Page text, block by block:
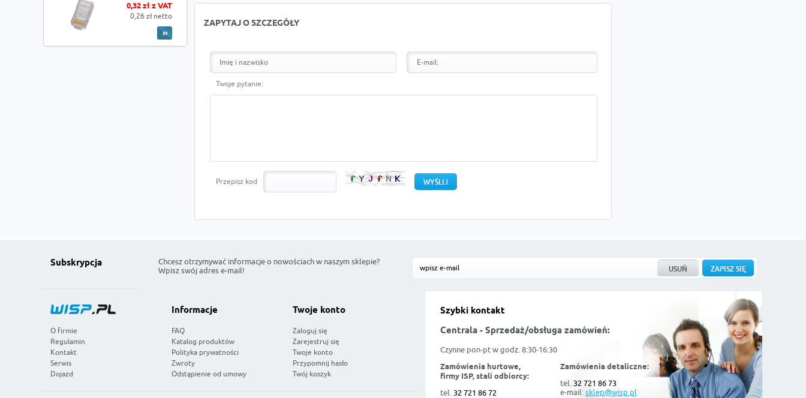
0,32 zł z VAT
0,26 zł netto
ZAPYTAJ O SZCZEGÓŁY
Twoje pytanie:
Przepisz kod
Subskrypcja
Chcesz otrzymywać informacje o nowościach w naszym sklepie?
Wpisz swój adres e-mail!
Szybki kontakt
Centrala - Sprzedaż/obsługa zamówień:
Czynne pon-pt w godz. 8:30-16:30
Zamówienia hurtowe,
firmy ISP, stali odbiorcy:
tel. 32 721 86 72
Zamówienia detaliczne:
tel. 32 721 86 73
e-mail:sklep@wisp.pl
O firmie
Regulamin
Kontakt
Serwis
Dojazd
Informacje
FAQ
Katalog produktów
Polityka prywatności
Zwroty
Odstąpienie od umowy
Twoje konto
Zaloguj się
Zarejestruj się
Twoje konto
Przypomnij hasło
Twój koszyk